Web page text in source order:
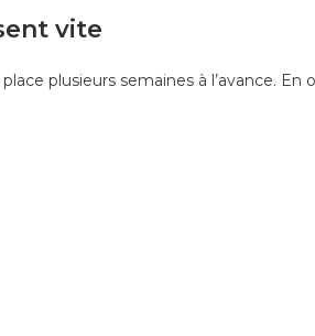
vite
plusieurs semaines à l’avance.